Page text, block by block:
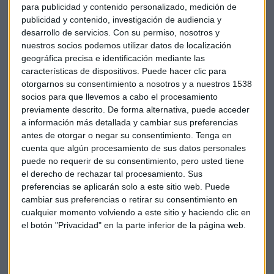
para publicidad y contenido personalizado, medición de
publicidad y contenido, investigación de audiencia y
desarrollo de servicios. Con su permiso, nosotros y
nuestros socios podemos utilizar datos de localización
geográfica precisa e identificación mediante las
características de dispositivos. Puede hacer clic para
otorgarnos su consentimiento a nosotros y a nuestros 1538
socios para que llevemos a cabo el procesamiento
previamente descrito. De forma alternativa, puede acceder
a información más detallada y cambiar sus preferencias
antes de otorgar o negar su consentimiento. Tenga en
cuenta que algún procesamiento de sus datos personales
puede no requerir de su consentimiento, pero usted tiene
el derecho de rechazar tal procesamiento. Sus
preferencias se aplicarán solo a este sitio web. Puede
cambiar sus preferencias o retirar su consentimiento en
cualquier momento volviendo a este sitio y haciendo clic en
el botón "Privacidad" en la parte inferior de la página web.
señala Francisco González, presidente de BBVA.
En España, la entidad explica que la actividad bancaria se
ve beneficiada por la incorporación de Catalunya Banc,
"que impulsó el crecimiento del crédito bruto y favoreció los
ingresos recurrentes, que aumentaron un 6,1%". A pesar de
la caída de los resultados por operaciones financieras
(-11,8%), el margen bruto crece un 2,8%. Así, el resultado de
BBVA en España asciende a 554 millones de euros, supone
un crecimiento de casi 600 millones de euros comparado
con 2014.
Banca Economía Bbva Finanzas
Catalunya Banc